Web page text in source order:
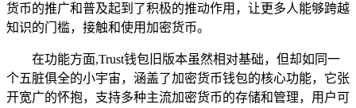
货币的推广和普及起到了积极的推动作用，让更多人能够跨越
知识的门槛，接触和使用加密货币。
在功能方面,Trust钱包旧版本虽然相对基础，但却如同一
个五脏俱全的小宇宙，涵盖了加密货币钱包的核心功能，它张
开宽广的怀抱，支持多种主流加密货币的存储和管理，用户可